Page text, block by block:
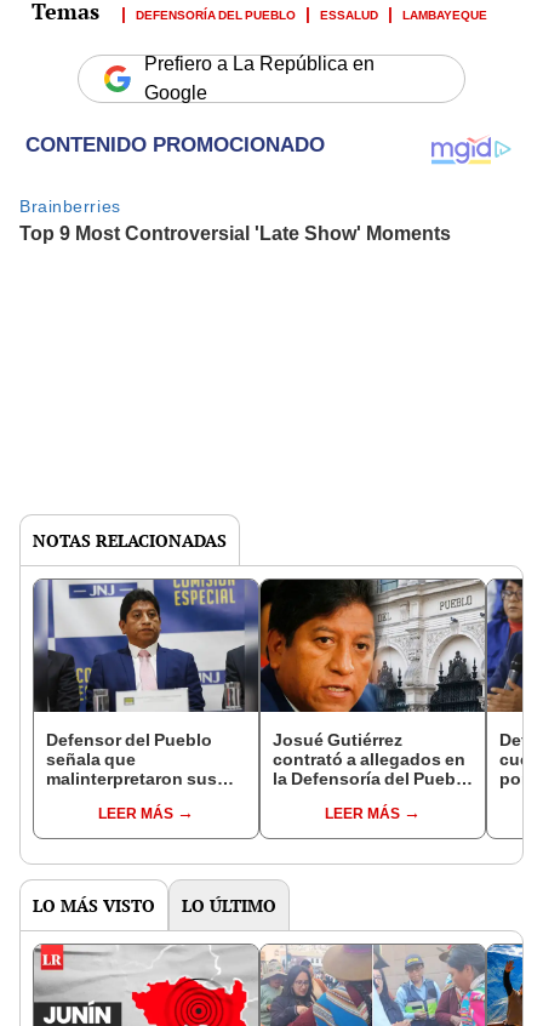
DEFENSORÍA DEL PUEBLO ESSALUD LAMBAYEQUE
Prefiero a La República en
Google
NOTAS RELACIONADAS
Defensor del Pueblo
señala que
malinterpretaron sus
calificar de imprudente
al canciller
LEER MÁS
Josué Gutiérrez
contrató a allegados en
la Defensoría del Pueblo
S/30.000, según H13
LEER MÁS
por
LO MÁS VISTO LO ÚLTIMO